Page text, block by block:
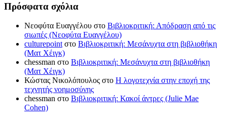
Πρόσφατα σχόλια
Νεοφύτα Ευαγγέλου στο Βιβλιοκριτική: Απόδραση από τις
σιωπές (Νεοφύτα Ευαγγέλου)
culturepoint στο Βιβλιοκριτική: Μεσάνυχτα στη βιβλιοθήκη
(Ματ Χέιγκ)
chessman στο Βιβλιοκριτική: Μεσάνυχτα στη βιβλιοθήκη
(Ματ Χέιγκ)
Κώστας Νικολόπουλος στο Η λογοτεχνία στην εποχή της
τεχνητής νοημοσύνης
chessman στο Βιβλιοκριτική: Κακοί άντρες (Julie Mae
Cohen)